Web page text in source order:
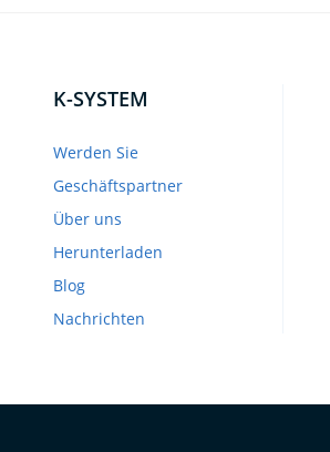
K-SYSTEM
Werden Sie
Geschäftspartner
Über uns
Herunterladen
Blog
Nachrichten